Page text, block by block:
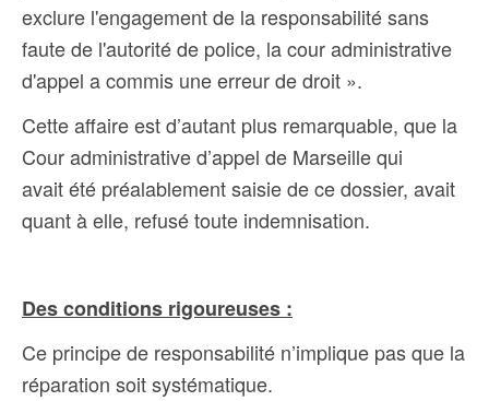
exclure l'engagement de la responsabilité sans
faute de l'autorité de police, la cour administrative
d'appel a commis une erreur de droit ».
Cette affaire est d’autant plus remarquable, que la
Cour administrative d’appel de Marseille qui
avait été préalablement saisie de ce dossier, avait
quant à elle, refusé toute indemnisation.
Des conditions rigoureuses :
Ce principe de responsabilité n’implique pas que la
réparation soit systématique.